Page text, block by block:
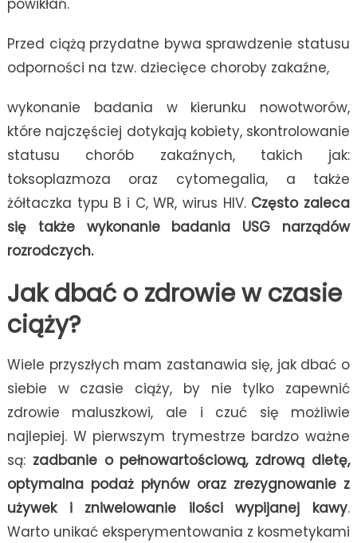
powikłań.
Przed ciążą przydatne bywa sprawdzenie statusu
odporności na tzw. dziecięce choroby zakaźne,
wykonanie badania w kierunku nowotworów,
które najczęściej dotykają kobiety, skontrolowanie
statusu chorób zakaźnych, takich jak:
toksoplazmoza oraz cytomegalia, a także
żółtaczka typu B i C, WR, wirus HIV. Często zaleca
się także wykonanie badania USG narządów
rozrodczych.
Jak dbać o zdrowie w czasie
ciąży?
Wiele przyszłych mam zastanawia się, jak dbać o
siebie w czasie ciąży, by nie tylko zapewnić
zdrowie maluszkowi, ale i czuć się możliwie
najlepiej. W pierwszym trymestrze bardzo ważne
są: zadbanie o pełnowartościową, zdrową dietę,
optymalna podaż płynów oraz zrezygnowanie z
używek i zniwelowanie ilości wypijanej kawy.
Warto unikać eksperymentowania z kosmetykami